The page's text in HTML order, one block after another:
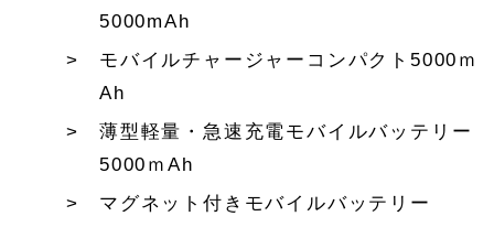
5000mAh
モバイルチャージャーコンパクト5000ｍ
Ah
薄型軽量・急速充電モバイルバッテリー
5000ｍAh
マグネット付きモバイルバッテリー